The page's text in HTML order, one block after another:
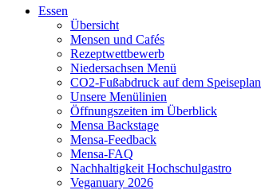
Essen
Übersicht
Mensen und Cafés
Rezeptwettbewerb
Niedersachsen Menü
CO2-Fußabdruck auf dem Speiseplan
Unsere Menülinien
Öffnungszeiten im Überblick
Mensa Backstage
Mensa-Feedback
Mensa-FAQ
Nachhaltigkeit Hochschulgastro
Veganuary 2026